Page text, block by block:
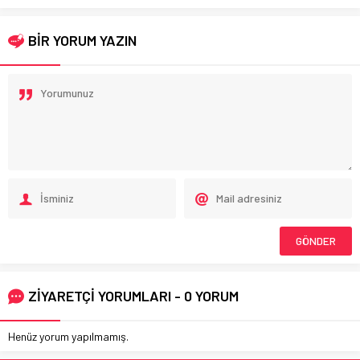
BİR YORUM YAZIN
ZİYARETÇİ YORUMLARI - 0 YORUM
Henüz yorum yapılmamış.